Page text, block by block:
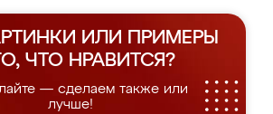
ИЛИ ПРИМЕРЫ
ЧТО НРАВИТСЯ?
— сделаем также или
лучше!